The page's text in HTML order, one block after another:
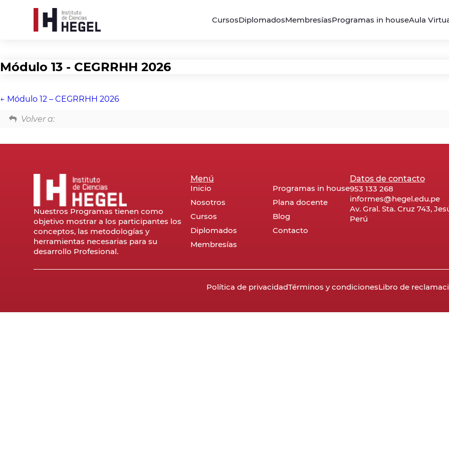
CursosDiplomadosMembresíasProgramas in houseAula
Módulo 13 - CEGRRHH 2026
Módulo 12 – CEGRRHH 2026
Volver a:
Nuestros Programas tienen como
objetivo mostrar a los participantes los
conceptos, las metodologías y
herramientas necesarias para su
desarrollo Profesional.
Menú
Inicio
Nosotros
Cursos
Diplomados
Membresías
Programas in house
Plana docente
Blog
Contacto
Datos de contacto
953 133 268
informes@hegel.edu.pe
Av. Gral. Sta. Cruz 743,
Perú
Política de privacidadTérminos y condicionesLibro de